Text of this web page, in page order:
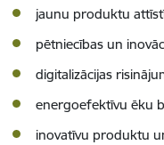
jaunu produktu
pētniecības un
digitalizācijas
energoefektīvu ēku
inovatīvu produktu